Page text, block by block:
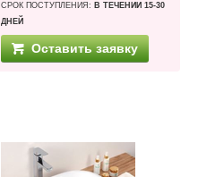
СРОК ПОСТУПЛЕНИЯ: В ТЕЧЕНИИ 15-30
ДНЕЙ
Оставить заявку